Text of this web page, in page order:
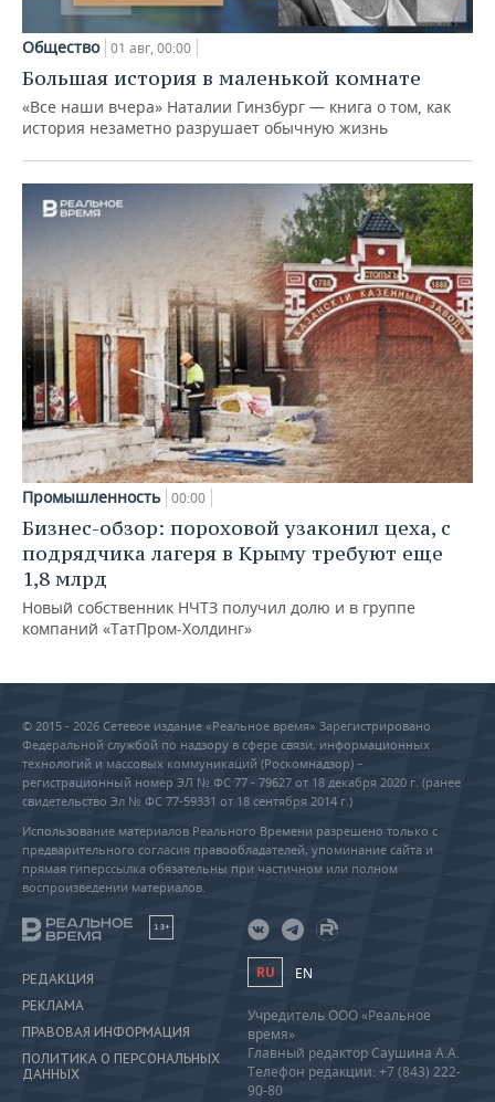
Общество 01 авг, 00:00
Большая история в маленькой комнате
«Все наши вчера» Наталии Гинзбург — книга о том, как
история незаметно разрушает обычную жизнь
Промышленность 00:00
Бизнес-обзор: пороховой узаконил цеха, с
подрядчика лагеря в Крыму требуют еще
1,8 млрд
Новый собственник НЧТЗ получил долю и в группе
компаний «ТатПром-Холдинг»
© 2015 - 2026 Сетевое издание «Реальное время» Зарегистрировано
Федеральной службой по надзору в сфере связи, информационных
технологий и массовых коммуникаций (Роскомнадзор) –
регистрационный номер ЭЛ № ФС 77 - 79627 от 18 декабря 2020 г. (ранее
свидетельство Эл № ФС 77-59331 от 18 сентября 2014 г.)
Использование материалов Реального Времени разрешено только с
предварительного согласия правообладателей, упоминание сайта и
прямая гиперссылка обязательны при частичном или полном
воспроизведении материалов.
18+
РЕДАКЦИЯ
РЕКЛАМА
ПРАВОВАЯ ИНФОРМАЦИЯ
ПОЛИТИКА О ПЕРСОНАЛЬНЫХ
ДАННЫХ
RU EN
Учредитель ООО «Реальное
время»
Главный редактор Саушина А.А.
Телефон редакции: +7 (843) 222-
90-80